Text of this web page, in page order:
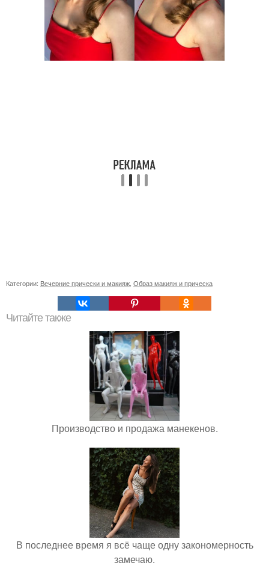
Категории: Вечерние прически и макияж Образ макияж и прическа
Читайте также
Производство и продажа манекенов.
В последнее время я всё чаще одну закономерность
замечаю.